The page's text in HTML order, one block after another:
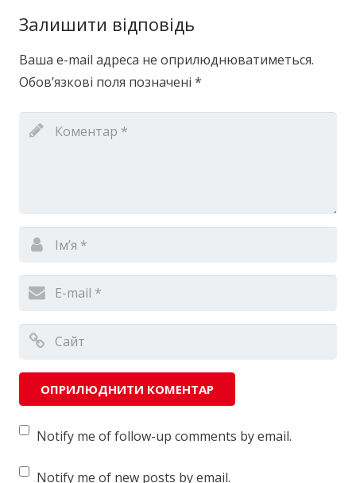
Залишити відповідь
Ваша e-mail адреса не оприлюднюватиметься.
Обов’язкові поля позначені *
Notify me of follow-up comments by email.
Notify me of new posts by email.